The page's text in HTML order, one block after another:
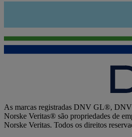
As marcas registradas DNV GL®,
Norske Veritas® são propriedades de
Norske Veritas. Todos os direitos